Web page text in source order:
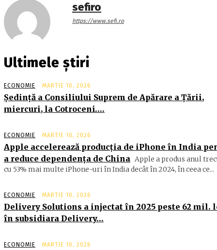
sefiro
https://www.sefi.ro
Ultimele știri
ECONOMIE MARTIE 10, 2026
Şedinţă a Consiliului Suprem de Apărare a Ţării,
miercuri, la Cotroceni….
ECONOMIE MARTIE 10, 2026
Apple accelerează producția de iPhone în India
a reduce dependența de China Apple a produs anul
cu 53% mai multe iPhone-uri în India decât în 2024, în ceea ce...
ECONOMIE MARTIE 10, 2026
Delivery Solutions a injectat în 2025 peste 62 mil.
în subsidiara Delivery…
ECONOMIE MARTIE 10, 2026